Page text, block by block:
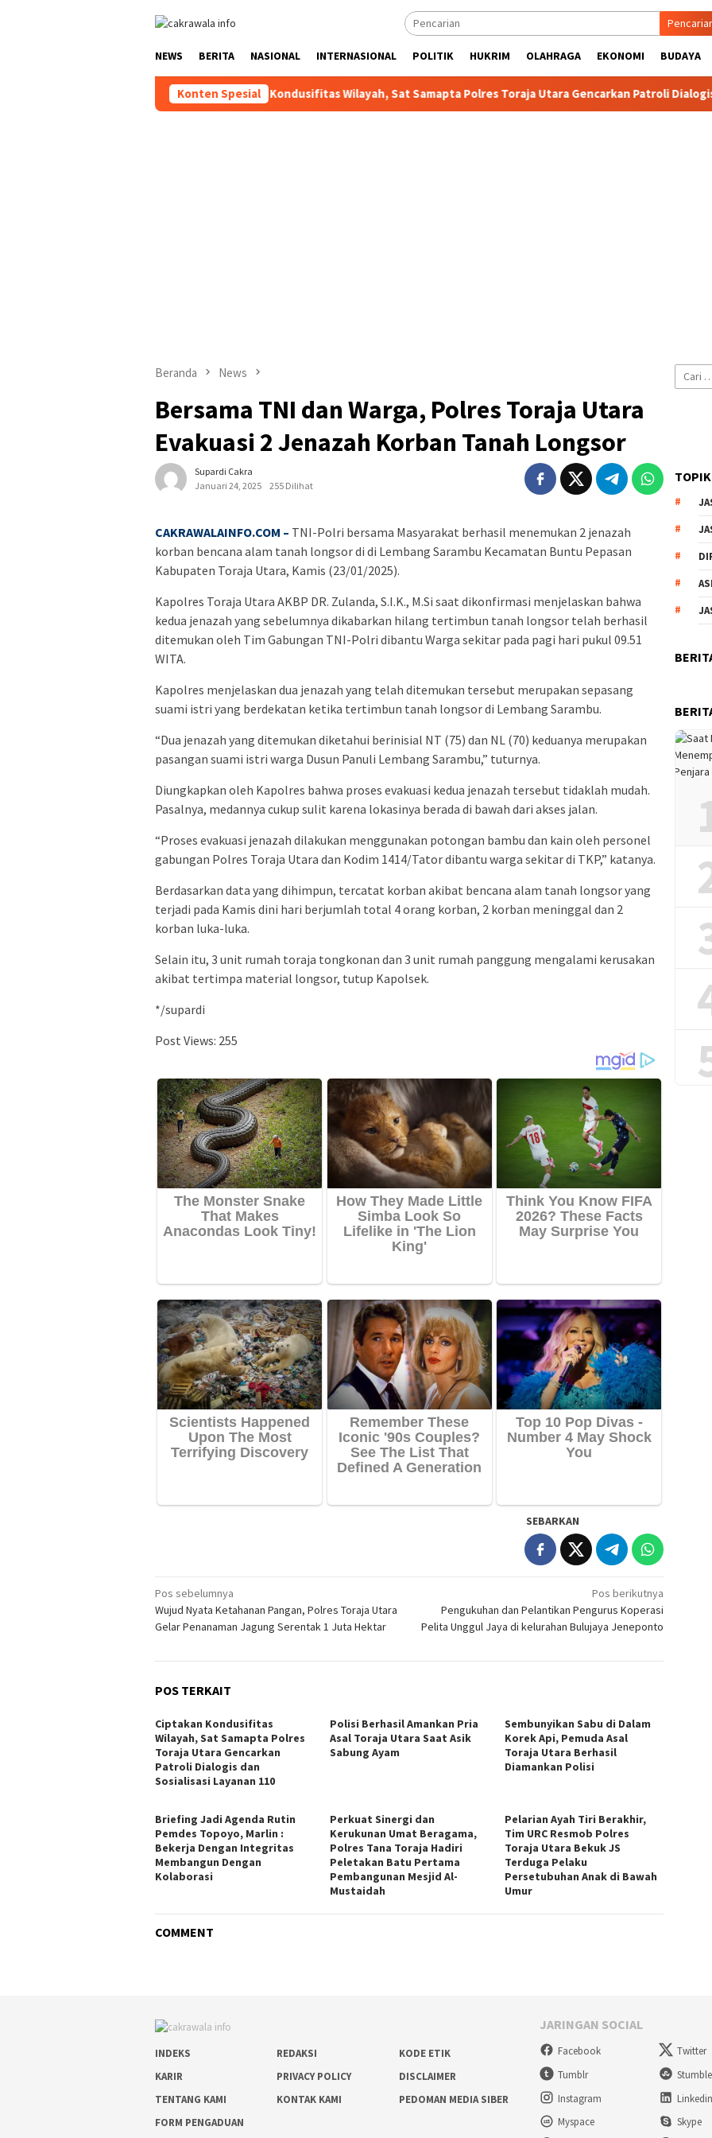
NEWS BERITA NASIONAL INTERNASIONAL POLITIK HUKRIM OLAHRAGA EKONOMI BUDAYA
Konten Spesial
Ciptakan Kondusifitas Wilayah, Sat Samapta Polres Toraja Utara Gencarkan Patroli Dialogis dan
Beranda News
Bersama TNI dan Warga, Polres Toraja Utara
Evakuasi 2 Jenazah Korban Tanah Longsor
Supardi Cakra
Januari 24, 2025
255 Dilihat
CAKRAWALAINFO.COM – TNI-Polri bersama Masyarakat berhasil menemukan 2 jenazah
korban bencana alam tanah longsor di di Lembang Sarambu Kecamatan Buntu Pepasan
Kabupaten Toraja Utara, Kamis (23/01/2025).
Kapolres Toraja Utara AKBP DR. Zulanda, S.I.K., M.Si saat dikonfirmasi menjelaskan bahwa
kedua jenazah yang sebelumnya dikabarkan hilang tertimbun tanah longsor telah berhasil
ditemukan oleh Tim Gabungan TNI-Polri dibantu Warga sekitar pada pagi hari pukul 09.51
WITA.
Kapolres menjelaskan dua jenazah yang telah ditemukan tersebut merupakan sepasang
suami istri yang berdekatan ketika tertimbun tanah longsor di Lembang Sarambu.
“Dua jenazah yang ditemukan diketahui berinisial NT (75) dan NL (70) keduanya merupakan
pasangan suami istri warga Dusun Panuli Lembang Sarambu,” tuturnya.
Diungkapkan oleh Kapolres bahwa proses evakuasi kedua jenazah tersebut tidaklah mudah.
Pasalnya, medannya cukup sulit karena lokasinya berada di bawah dari akses jalan.
“Proses evakuasi jenazah dilakukan menggunakan potongan bambu dan kain oleh personel
gabungan Polres Toraja Utara dan Kodim 1414/Tator dibantu warga sekitar di TKP,” katanya.
Berdasarkan data yang dihimpun, tercatat korban akibat bencana alam tanah longsor yang
terjadi pada Kamis dini hari berjumlah total 4 orang korban, 2 korban meninggal dan 2
korban luka-luka.
Selain itu, 3 unit rumah toraja tongkonan dan 3 unit rumah panggung mengalami kerusakan
akibat tertimpa material longsor, tutup Kapolsek.
*/supardi
Post Views: 255
SEBARKAN
Navigasi
pos
Pos sebelumnya
Wujud Nyata Ketahanan Pangan, Polres Toraja Utara
Gelar Penanaman Jagung Serentak 1 Juta Hektar
Pos berikutnya
Pengukuhan dan Pelantikan Pengurus Koperasi
Pelita Unggul Jaya di kelurahan Bulujaya Jeneponto
POS TERKAIT
Ciptakan Kondusifitas
Wilayah, Sat Samapta Polres
Toraja Utara Gencarkan
Patroli Dialogis dan
Sosialisasi Layanan 110
Polisi Berhasil Amankan Pria
Asal Toraja Utara Saat Asik
Sabung Ayam
Sembunyikan Sabu di Dalam
Korek Api, Pemuda Asal
Toraja Utara Berhasil
Diamankan Polisi
Briefing Jadi Agenda Rutin
Pemdes Topoyo, Marlin :
Bekerja Dengan Integritas
Membangun Dengan
Kolaborasi
Perkuat Sinergi dan
Kerukunan Umat Beragama,
Polres Tana Toraja Hadiri
Peletakan Batu Pertama
Pembangunan Mesjid Al-
Mustaidah
Pelarian Ayah Tiri Berakhir,
Tim URC Resmob Polres
Toraja Utara Bekuk JS
Terduga Pelaku
Persetubuhan Anak di Bawah
Umur
COMMENT
Cari
untuk:
INDEKS REDAKSI
KODE ETIK
KARIR
PRIVACY POLICY
DISCLAIMER
TENTANG KAMI
KONTAK KAMI
PEDOMAN MEDIA SIBER
FORM PENGADUAN
JARINGAN SOCIAL
Facebook Twitter
Tumblr
Instagram
Linkedin
Myspace
Skype